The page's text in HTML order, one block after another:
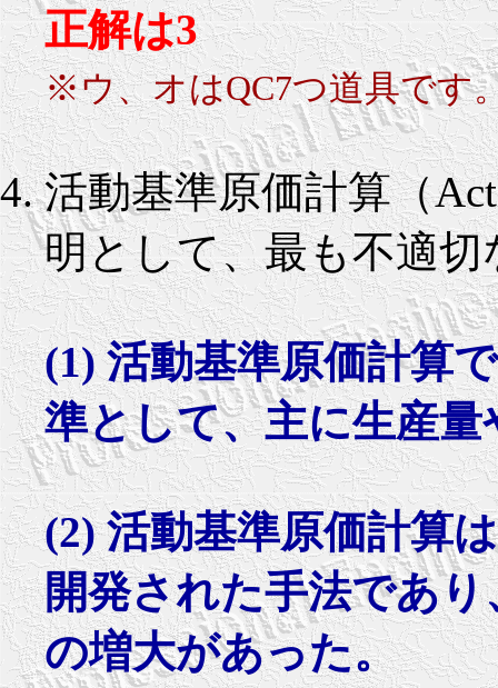
正解は3
※ウ、オはQC7つ道具です
活動基準原価計算（
明として、最も不適
(1) 活動基準原価計算
準として、主に生産
(2) 活動基準原価計算
開発された手法であ
の増大があった。